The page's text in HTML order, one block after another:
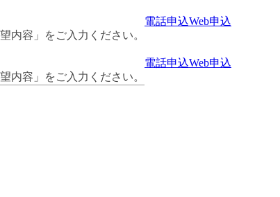
内容」をご入力ください。
電話申込Web申込
内容」をご入力ください。
電話申込Web申込